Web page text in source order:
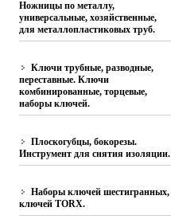
Ножницы по металлу,
универсальные, хозяйственные,
для металлопластиковых труб.
Ключи трубные, разводные,
переставные. Ключи
комбинированные, торцевые,
наборы ключей.
Плоскогубцы, бокорезы.
Инструмент для снятия изоляции.
Наборы ключей шестигранных,
ключей TORX.